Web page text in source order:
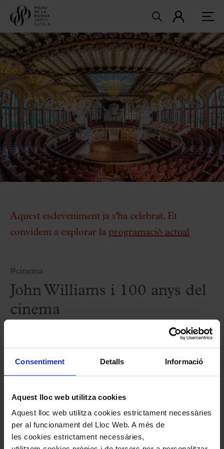
Consentiment Detalls Informació
Aquest lloc web utilitza cookies
Aquest lloc web utilitza cookies estrictament necessàries
per al funcionament del Lloc Web. A més de
les cookies estrictament necessàries,
Aquest esdeveniment ja s'ha celebrat. Et
convidem a explorar la programació actual
#cinema
John Williams i 100 anys del
cinema
Fitxa artística
Royal Film Concert Orchestra
Fernando Furones,
director
Programa